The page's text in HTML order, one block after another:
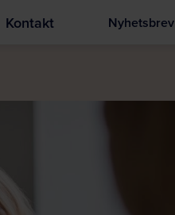
Kontakt Nyhetsbrev